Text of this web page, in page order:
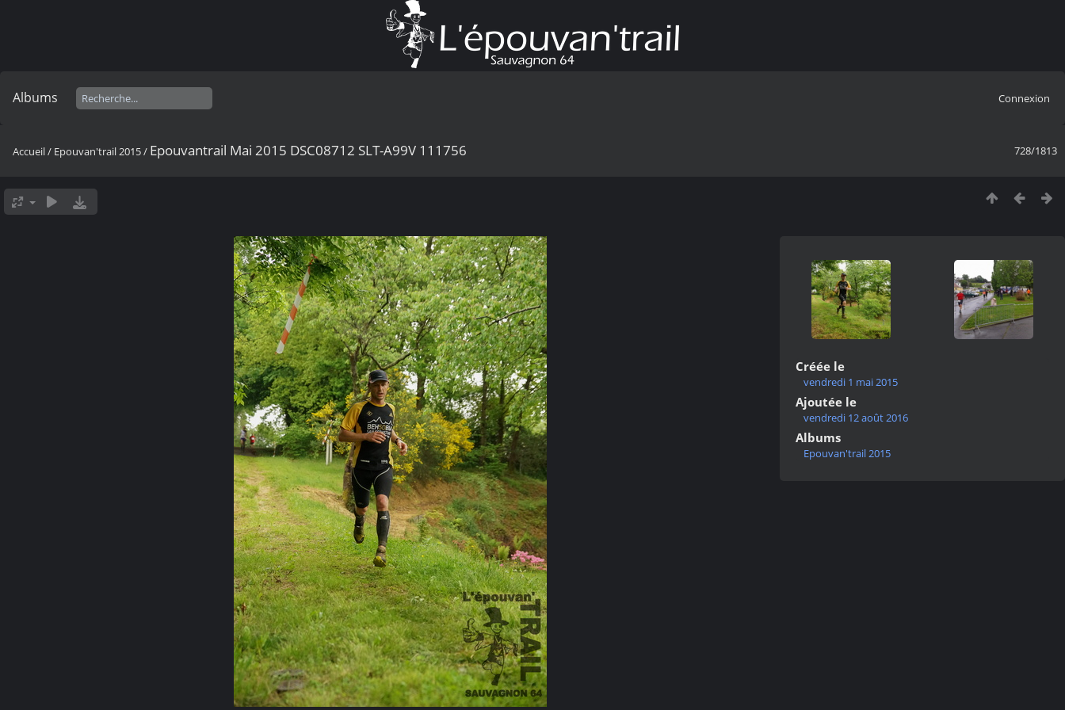
Albums Connexion
728/1813
Accueil/ Epouvan'trail 2015/ Epouvantrail Mai 2015 DSC08712 SLT-A99V 111756
Créée le
vendredi 1 mai 2015
Ajoutée le
vendredi 12 août 2016
Albums
Epouvan'trail 2015